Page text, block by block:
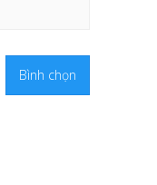
Bình chọn